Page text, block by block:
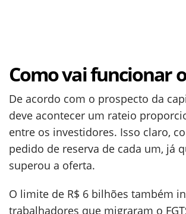
Como vai funcionar
De acordo com o prospecto da
deve acontecer um rateio
entre os investidores. Isso claro,
pedido de reserva de cada um, já
superou a oferta.
O limite de R$ 6 bilhões também
trabalhadores que migraram o